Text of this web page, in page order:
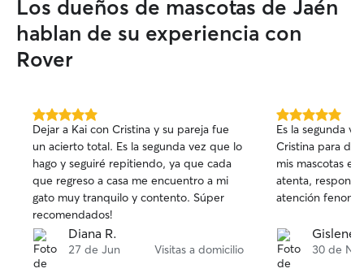
de calidad a paseos, visitas a domicilio y
cuidado de mascotas. Convivo con varios
perros, un gato y un agaporni, por lo que
el contacto con animales forma parte de
mascota reciba la atención, ejercicio,
cariño y cuidados que necesita,
manteniendo además una comunicación
constante con sus propietarios mediante
fotos y actualizaciones. Tengo la suerte
de poder ofrecer un piso o campo, al
igual que tengo coche para desplazarme
a casa de los propietarios. En el piso
ofrezco atención más cercana, paseos
con correa, cuidado más exclusivo… En
Los dueños de mascotas de Jaén
hablan de su experiencia con
Rover
5.0
de
5
estrellas
Dejar a Kai con Cristina y su pareja fue
un acierto total. Es la segunda vez que lo
hago y seguiré repitiendo, ya que cada
que regreso a casa me encuentro a mi
gato muy tranquilo y contento. Súper
recomendados!
Diana R.
27 de Jun Visitas a domicilio
5.0
de
5
estrellas
Es la segunda
Cristina para
mis mascotas
atenta,
atención
Gislene
30 de